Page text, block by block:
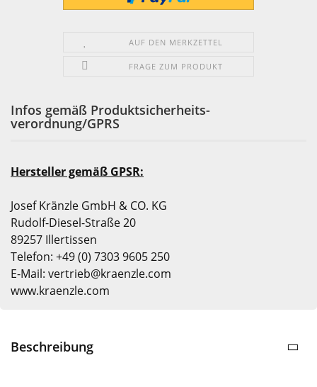
AUF DEN MERKZETTEL
FRAGE ZUM PRODUKT
Infos gemäß Produktsicherheits-
verordnung/GPRS
Hersteller gemäß GPSR:
Josef Kränzle GmbH & CO. KG
Rudolf-Diesel-Straße 20
89257 Illertissen
Telefon: +49 (0) 7303 9605 250
E-Mail: vertrieb@kraenzle.com
www.kraenzle.com
Beschreibung